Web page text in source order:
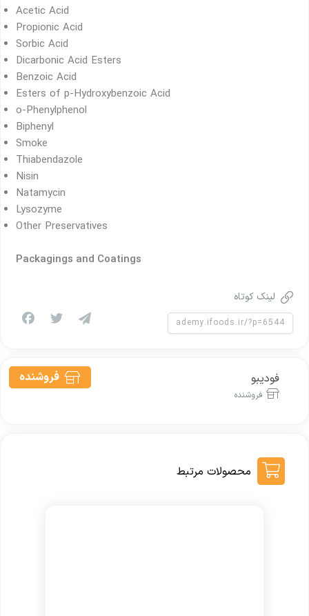
Acetic Acid
Propionic Acid
Sorbic Acid
Dicarbonic Acid Esters
Benzoic Acid
Esters of p-Hydroxybenzoic Acid
o-Phenylphenol
Biphenyl
Smoke
Thiabendazole
Nisin
Natamycin
Lysozyme
Other Preservatives
Packagings and Coatings
لینک کوتاه
فروشنده فودیبو
فروشنده
محصولات مرتبط